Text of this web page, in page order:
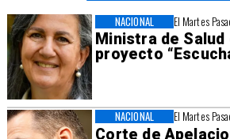
El Martes
Ministra de
proyecto
NACIONAL
El Martes
Corte de
NACIONAL